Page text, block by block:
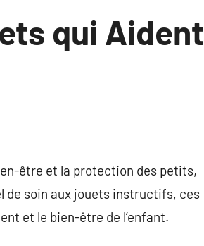
qui Aident
être et la protection des petits,
de soin aux jouets instructifs, ces
et le bien-être de l’enfant.